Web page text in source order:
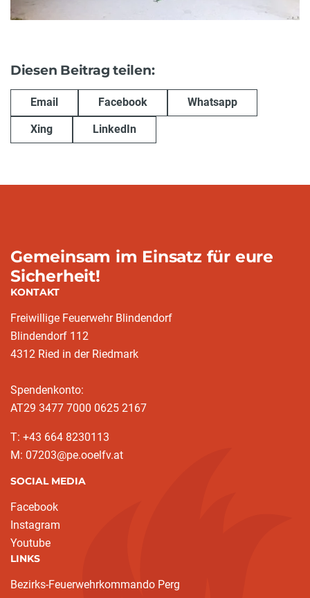
Diesen Beitrag teilen:
Email Facebook Whatsapp
Xing LinkedIn
Gemeinsam im Einsatz für eure
Sicherheit!
KONTAKT
Freiwillige Feuerwehr Blindendorf
Blindendorf 112
4312 Ried in der Riedmark
Spendenkonto:
AT29 3477 7000 0625 2167
T: +43 664 8230113
M: 07203@pe.ooelfv.at
SOCIAL MEDIA
Facebook
Instagram
Youtube
LINKS
Bezirks-Feuerwehrkommando Perg